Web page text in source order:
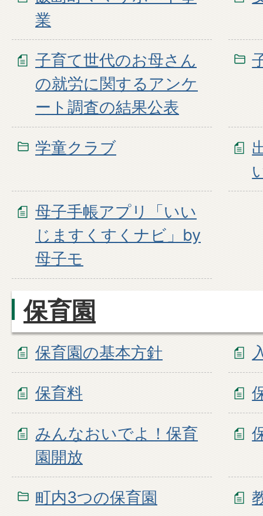
業
子育て世代のお母さん
の就労に関するアンケ
ート調査の結果公表
学童クラブ
母子手帳アプリ「いい
じますくすくナビ」by
母子モ
保育園
保育園の基本方針
保育料
みんなおいでよ！保育
園開放
町内3つの保育園